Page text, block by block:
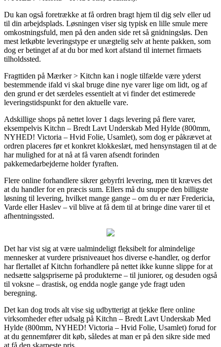
Du kan også foretrække at få ordren bragt hjem til dig selv eller ud
til din arbejdsplads. Løsningen viser sig typisk en lille smule mere
omkostningsfuld, men på den anden side ret så gnidningsløs. Den
mest letkøbte leveringstype er unægtelig selv at hente pakken, som
dog er betinget af at du bor med kort afstand til internet firmaets
tilholdssted.
Fragttiden på Mærker > Kitchn kan i nogle tilfælde være yderst
bestemmende ifald vi skal bruge dine nye varer lige om lidt, og af
den grund er det særdeles essentielt at vi finder det estimerede
leveringstidspunkt for den aktuelle vare.
Adskillige shops på nettet lover 1 dags levering på flere varer,
eksempelvis Kitchn – Bredt Lavt Underskab Med Hylde (800mm,
NYHED! Victoria – Hvid Folie, Usamlet), som dog er påkrævet at
ordren placeres før et konkret klokkeslæt, med hensynstagen til at de
har mulighed for at nå at få varen afsendt forinden
pakkemedarbejderne holder fyraften.
Flere online forhandlere sikrer gebyrfri levering, men tit kræves det
at du handler for en præcis sum. Ellers må du snuppe den billigste
løsning til levering, hvilket mange gange – om du er nær Fredericia,
Varde eller Haslev – vil blive at få dem til at bringe dine varer til et
afhentningssted.
Det har vist sig at være ualmindeligt fleksibelt for almindelige
mennesker at vurdere prisniveauet hos diverse e-handler, og derfor
har flertallet af Kitchn forhandlere på nettet ikke kunne slippe for at
nedsætte salgspriserne på produkterne – til juniorer, og desuden også
til voksne – drastisk, og endda nogle gange yde fragt uden
beregning.
Det kan dog trods alt vise sig udbytterigt at tjekke flere online
virksomheder efter udsalg på Kitchn – Bredt Lavt Underskab Med
Hylde (800mm, NYHED! Victoria – Hvid Folie, Usamlet) forud for
at du gennemfører dit køb, således at man er på den sikre side med
at få den skarpeste pris.